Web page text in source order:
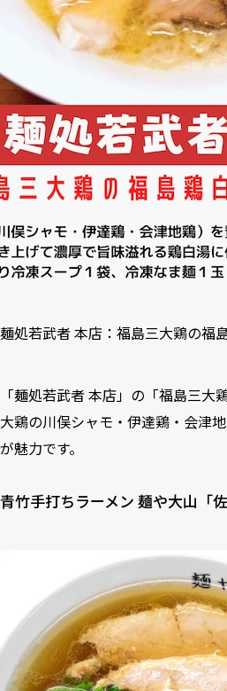
麺処若武者 本店：福島三大鶏の
「麺処若武者 本店」の「福島三大
大鶏の川俣シャモ・伊達鶏・会津
が魅力です。
青竹手打ちラーメン 麺や大山「